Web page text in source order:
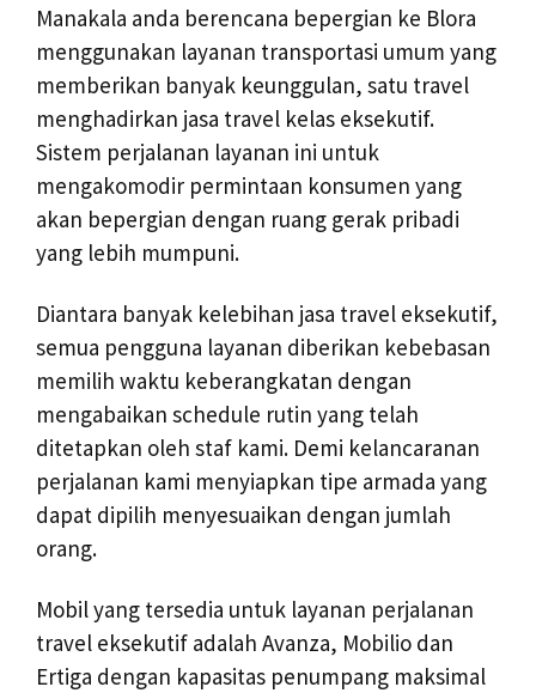
Manakala anda berencana bepergian ke Blora
menggunakan layanan transportasi umum yang
memberikan banyak keunggulan, satu travel
menghadirkan jasa travel kelas eksekutif.
Sistem perjalanan layanan ini untuk
mengakomodir permintaan konsumen yang
akan bepergian dengan ruang gerak pribadi
yang lebih mumpuni.
Diantara banyak kelebihan jasa travel eksekutif,
semua pengguna layanan diberikan kebebasan
memilih waktu keberangkatan dengan
mengabaikan schedule rutin yang telah
ditetapkan oleh staf kami. Demi kelancaranan
perjalanan kami menyiapkan tipe armada yang
dapat dipilih menyesuaikan dengan jumlah
orang.
Mobil yang tersedia untuk layanan perjalanan
travel eksekutif adalah Avanza, Mobilio dan
Ertiga dengan kapasitas penumpang maksimal